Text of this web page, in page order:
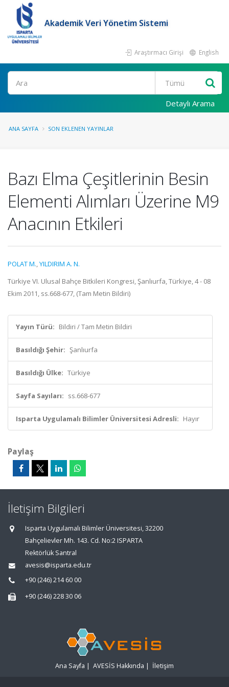
Akademik Veri Yönetim Sistemi
Araştırmacı Girişi English
Ara
Detaylı Arama
ANA SAYFA SON EKLENEN YAYINLAR
Bazı Elma Çeşitlerinin Besin
Elementi Alımları Üzerine M9
Anacının Etkileri
POLAT M.,YILDIRIM A. N.
Türkiye VI. Ulusal Bahçe Bitkileri Kongresi, Şanlıurfa, Türkiye, 4 - 08
Ekim 2011, ss.668-677, (Tam Metin Bildiri)
Yayın Türü: Bildiri / Tam Metin Bildiri
Basıldığı Şehir: Şanlıurfa
Basıldığı Ülke: Türkiye
Sayfa Sayıları: ss.668-677
Isparta Uygulamalı Bilimler Üniversitesi Adresli: Hayır
Paylaş
İletişim Bilgileri
Isparta Uygulamalı Bilimler Üniversitesi, 32200
Bahçelievler Mh. 143. Cd. No:2 ISPARTA
Rektörlük Santral
avesis@isparta.edu.tr
+90 (246) 214 60 00
+90 (246) 228 30 06
Ana Sayfa | AVESİS Hakkında | İletişim